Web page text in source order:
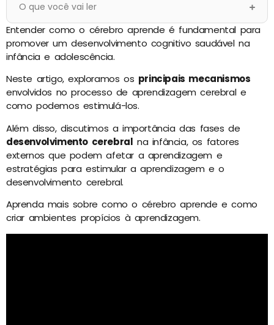
O que você vai ler
Entender como o cérebro aprende é fundamental para
promover um desenvolvimento cognitivo saudável na
infância e adolescência.
Neste artigo, exploramos os principais mecanismos
envolvidos no processo de aprendizagem cerebral e
como podemos estimulá-los.
Além disso, discutimos a importância das fases de
desenvolvimento cerebral na infância, os fatores
externos que podem afetar a aprendizagem e
estratégias para estimular a aprendizagem e o
desenvolvimento cerebral.
Aprenda mais sobre como o cérebro aprende e como
criar ambientes propícios à aprendizagem.